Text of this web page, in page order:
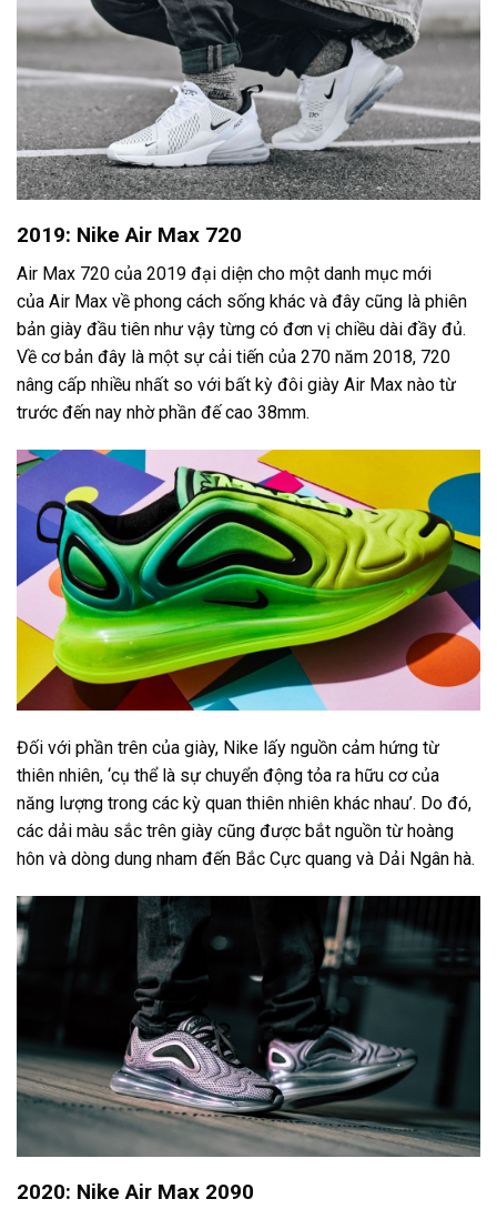
2019: Nike Air Max 720
Air Max 720 của 2019 đại diện cho một danh mục mới
của Air Max về phong cách sống khác và đây cũng là phiên
bản giày đầu tiên như vậy từng có đơn vị chiều dài đầy đủ.
Về cơ bản đây là một sự cải tiến của 270 năm 2018, 720
nâng cấp nhiều nhất so với bất kỳ đôi giày Air Max nào từ
trước đến nay nhờ phần đế cao 38mm.
Đối với phần trên của giày, Nike lấy nguồn cảm hứng từ
thiên nhiên, ‘cụ thể là sự chuyển động tỏa ra hữu cơ của
năng lượng trong các kỳ quan thiên nhiên khác nhau’. Do đó,
các dải màu sắc trên giày cũng được bắt nguồn từ hoàng
hôn và dòng dung nham đến Bắc Cực quang và Dải Ngân hà.
2020: Nike Air Max 2090